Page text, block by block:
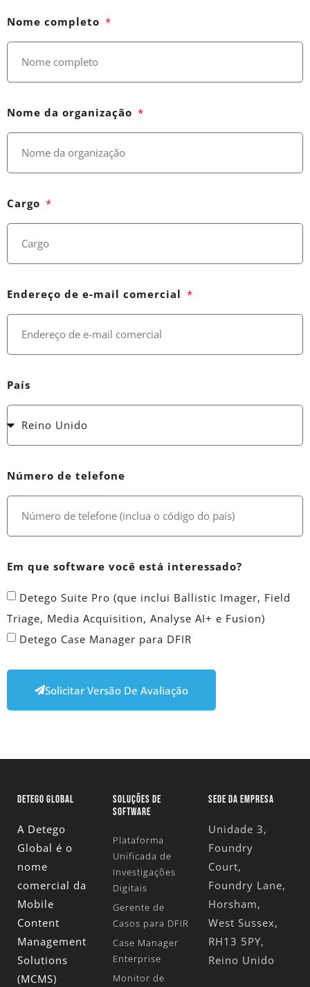
Nome completo
Nome da organização
Cargo
Endereço de e-mail comercial
País
Número de telefone
Em que software você está interessado?
Detego Suite Pro (que inclui Ballistic Imager, Field
Triage, Media Acquisition, Analyse AI+ e Fusion)
Detego Case Manager para DFIR
Solicitar Versão De Avaliação
DETEGO GLOBAL
A Detego
Global é o
nome
comercial da
Mobile
Content
Management
Solutions
(MCMS)
SOLUÇÕES DE
SOFTWARE
Plataforma
Unificada de
Investigações
Digitais
Gerente de
Casos para DFIR
Case Manager
Enterprise
Monitor de
SEDE DA EMPRESA
Unidade 3,
Foundry
Court,
Foundry Lane,
Horsham,
West Sussex,
RH13 5PY,
Reino Unido